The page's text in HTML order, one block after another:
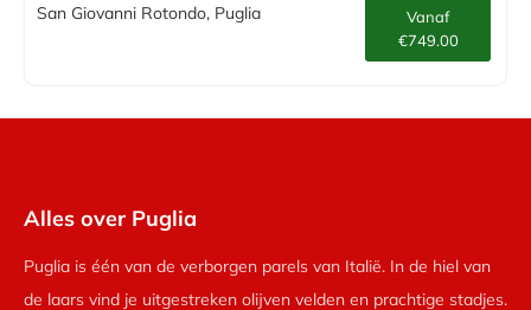
San Giovanni Rotondo, Puglia
Vanaf
€749.00
Alles over Puglia
Puglia is één van de verborgen parels van Italië. In de hiel van
de laars vind je uitgestreken olijven velden en prachtige stadjes.